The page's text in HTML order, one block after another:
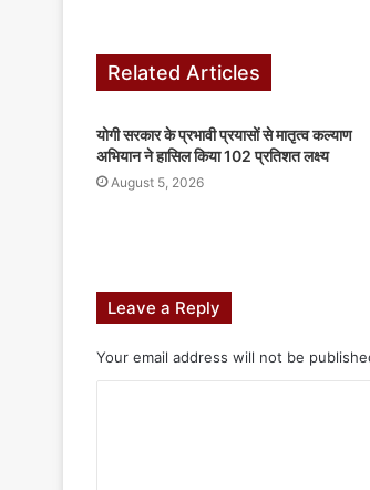
Related Articles
योगी सरकार के प्रभावी प्रयासों से मातृत्व कल्याण
अभियान ने हासिल किया 102 प्रतिशत लक्ष्य
August 5, 2026
Leave a Reply
Your email address will not be